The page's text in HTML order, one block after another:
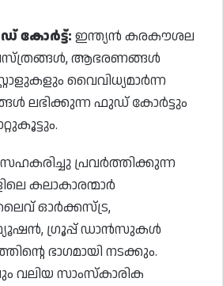
കോർട്ട്: ഇന്ത്യൻ കരകൗശല
ആഭരണങ്ങൾ
വൈവിധ്യമാർന്ന
ലഭിക്കുന്ന ഫുഡ് കോർട്ടും
പ്രവർത്തിക്കുന്ന
കലാകാരന്മാർ
ഓർക്കസ്ട്ര,
ഗ്രൂപ്പ് ഡാൻസുകൾ
ഭാഗമായി നടക്കും.
വലിയ സാംസ്കാരിക